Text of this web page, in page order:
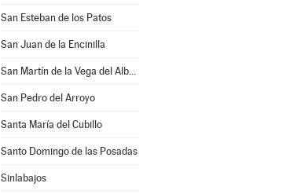
San Esteban de los Patos
San Juan de la Encinilla
San Martín de la Vega del Alberche
San Pedro del Arroyo
Santa María del Cubillo
Santo Domingo de las Posadas
Sinlabajos